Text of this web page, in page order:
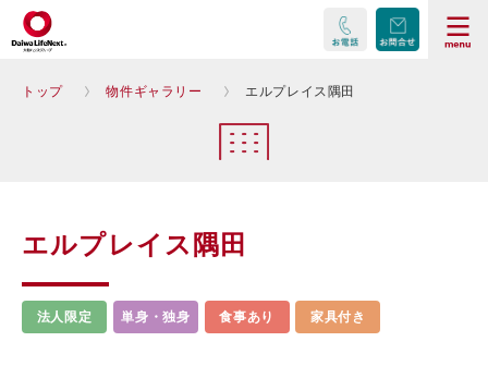
トップ 物件ギャラリー エルプレイス隅田
エルプレイス隅田
法人限定 単身・独身 食事あり 家具付き